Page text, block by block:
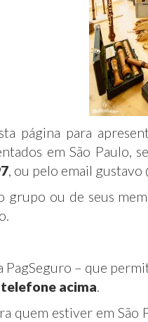
página para
em São Paulo,
, ou pelo email gustavo
grupo ou de seus
PagSeguro – que
acima.
quem estiver em São